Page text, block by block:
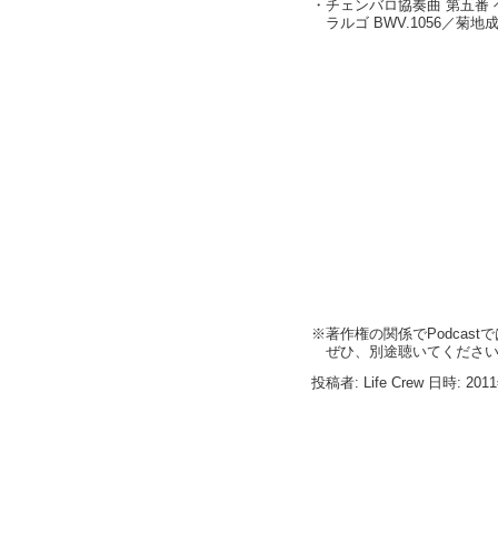
・チェンバロ協奏曲 第五番
ラルゴ BWV.1056／菊地
※著作権の関係でPodcast
ぜひ、別途聴いてくださ
投稿者: Life Crew 日時: